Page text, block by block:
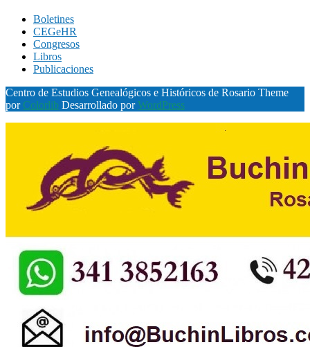
Boletines
CEGeHR
Congresos
Libros
Publicaciones
Centro de Estudios Genealógicos e Históricos de Rosario Theme
por Colorlib Desarrollado porWordPress